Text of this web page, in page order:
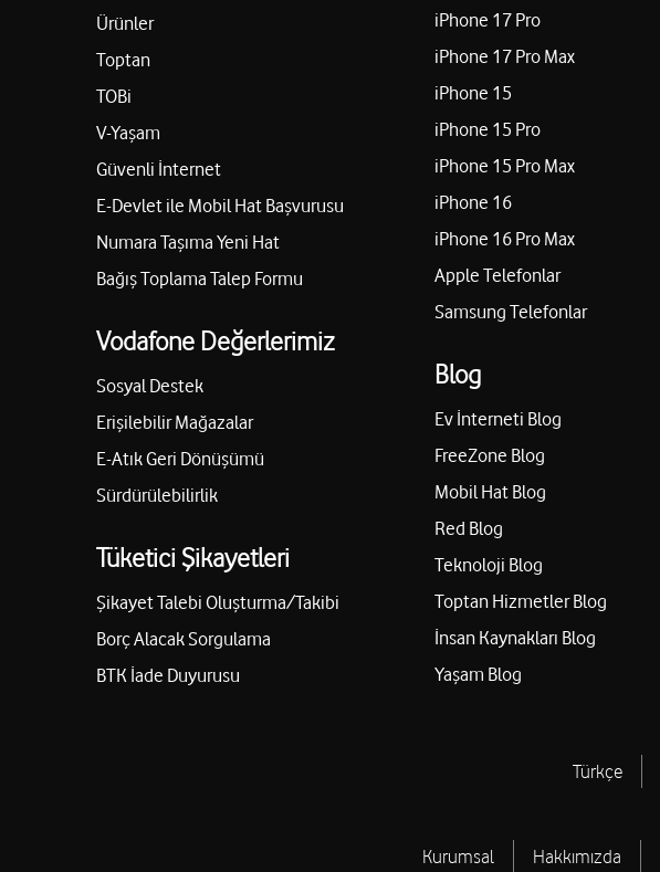
Ürünler
Toptan
TOBi
V-Yaşam
Güvenli İnternet
E-Devlet ile Mobil Hat Başvurusu
Numara Taşıma Yeni Hat
Bağış Toplama Talep Formu
Vodafone Değerlerimiz
Sosyal Destek
Erişilebilir Mağazalar
E-Atık Geri Dönüşümü
Sürdürülebilirlik
Tüketici Şikayetleri
Şikayet Talebi Oluşturma/Takibi
Borç Alacak Sorgulama
BTK İade Duyurusu
iPhone 17 Pro
iPhone 17 Pro Max
iPhone 15
iPhone 15 Pro
iPhone 15 Pro Max
iPhone 16
iPhone 16 Pro Max
Apple Telefonlar
Samsung Telefonlar
Blog
Ev İnterneti Blog
FreeZone Blog
Mobil Hat Blog
Red Blog
Teknoloji Blog
Toptan Hizmetler Blog
İnsan Kaynakları Blog
Yaşam Blog
Türkçe
Kurumsal Hakkımızda